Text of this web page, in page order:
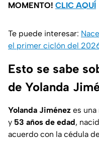
MOMENTO! CLIC AQUÍ
Te puede interesar:
el primer ciclón del
Esto se sabe
de Yolanda
Yolanda Jiménez es
y 53 años de edad,
acuerdo con la cédula